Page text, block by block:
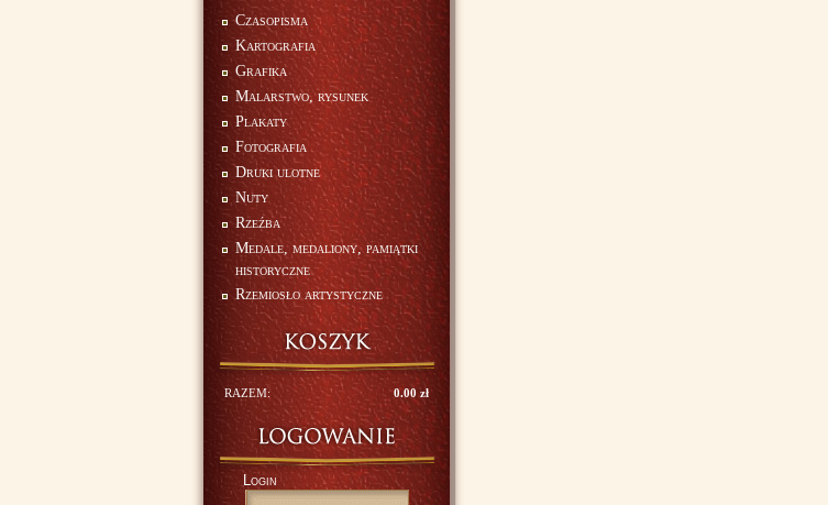
Czasopisma
Kartografia
Grafika
Malarstwo, rysunek
Plakaty
Fotografia
Druki ulotne
Nuty
Rzeźba
Medale, medaliony, pamiątki
historyczne
Rzemiosło artystyczne
RAZEM: 0.00 zł
Login